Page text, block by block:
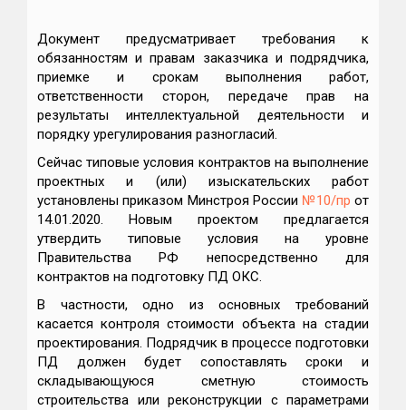
Документ предусматривает требования к
обязанностям и правам заказчика и подрядчика,
приемке и срокам выполнения работ,
ответственности сторон, передаче прав на
результаты интеллектуальной деятельности и
порядку урегулирования разногласий.
Сейчас типовые условия контрактов на выполнение
проектных и (или) изыскательских работ
установлены приказом Минстроя России №10/пр от
14.01.2020. Новым проектом предлагается
утвердить типовые условия на уровне
Правительства РФ непосредственно для
контрактов на подготовку ПД ОКС.
В частности, одно из основных требований
касается контроля стоимости объекта на стадии
проектирования. Подрядчик в процессе подготовки
ПД должен будет сопоставлять сроки и
складывающуюся сметную стоимость
строительства или реконструкции с параметрами